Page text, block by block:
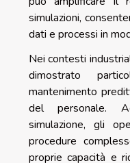
simulazioni,
dati e processi in
Nei contesti
dimostrato
mantenimento
del personale.
simulazione, gli
procedure
proprie capacità e